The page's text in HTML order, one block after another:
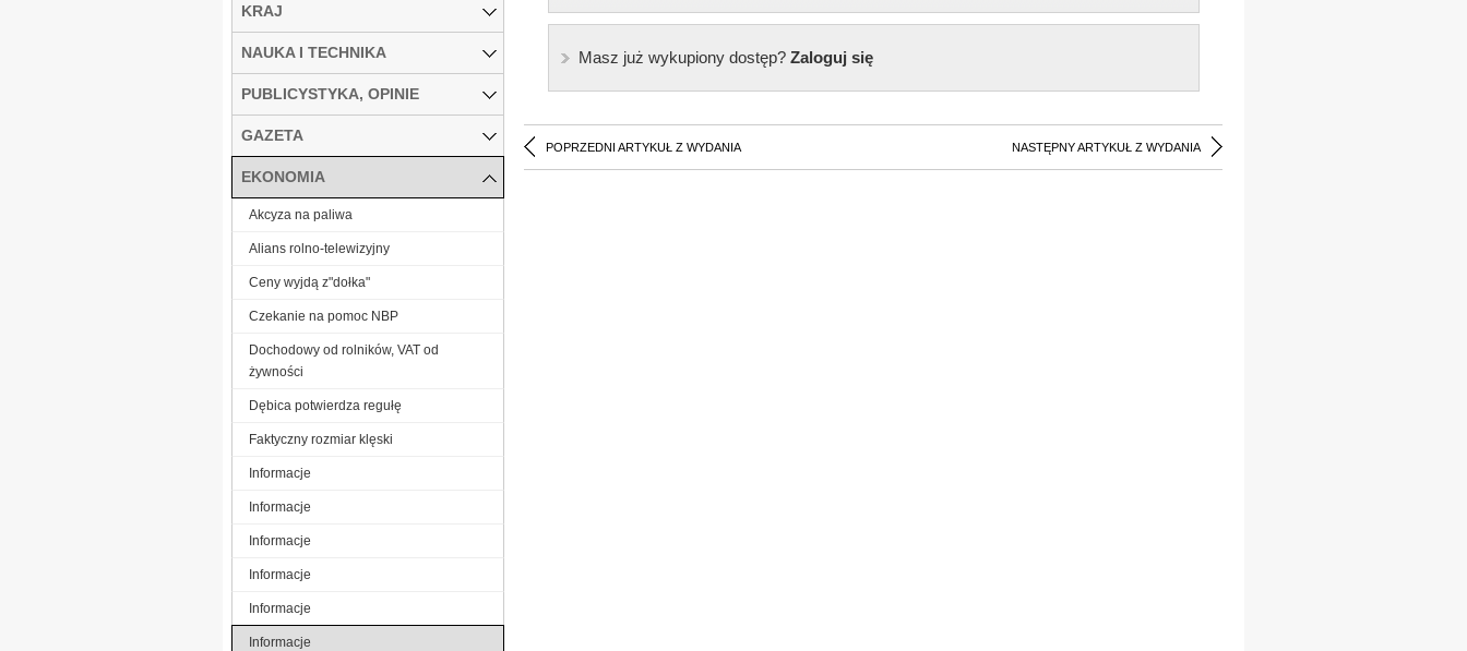
Masz już wykupiony dostęp?Zaloguj się
POPRZEDNI ARTYKUŁ Z WYDANIA NASTĘPNY ARTYKUŁ Z WYDANIA
KRAJ
NAUKA I TECHNIKA
PUBLICYSTYKA, OPINIE
GAZETA
EKONOMIA
Akcyza na paliwa
Alians rolno-telewizyjny
Ceny wyjdą z"dołka"
Czekanie na pomoc NBP
Dochodowy od rolników, VAT od
żywności
Dębica potwierdza regułę
Faktyczny rozmiar klęski
Informacje
Informacje
Informacje
Informacje
Informacje
Informacje